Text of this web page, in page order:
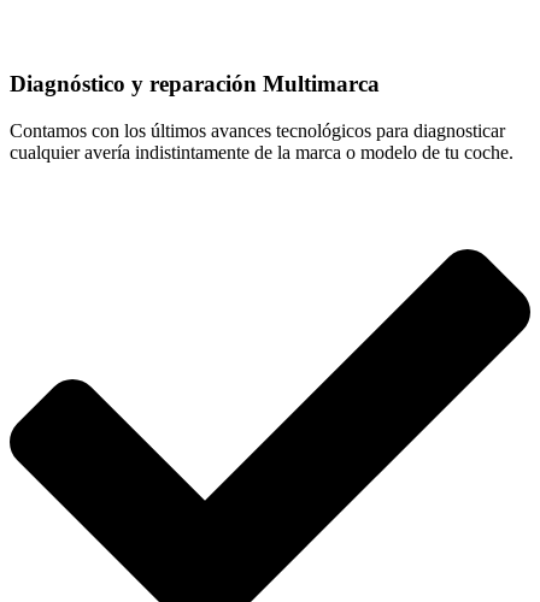
Diagnóstico y reparación Multimarca
Contamos con los últimos avances tecnológicos para diagnosticar
cualquier avería indistintamente de la marca o modelo de tu coche.